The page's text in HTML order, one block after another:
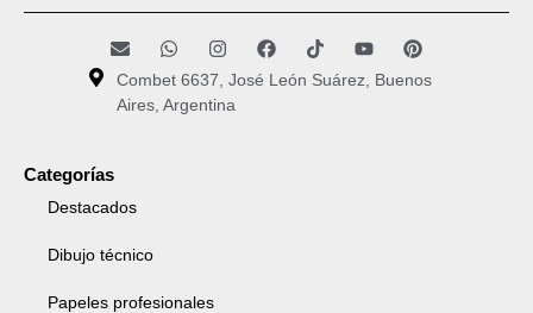
Combet 6637, José León Suárez, Buenos
Aires, Argentina
Categorías
Destacados
Dibujo técnico
Papeles profesionales